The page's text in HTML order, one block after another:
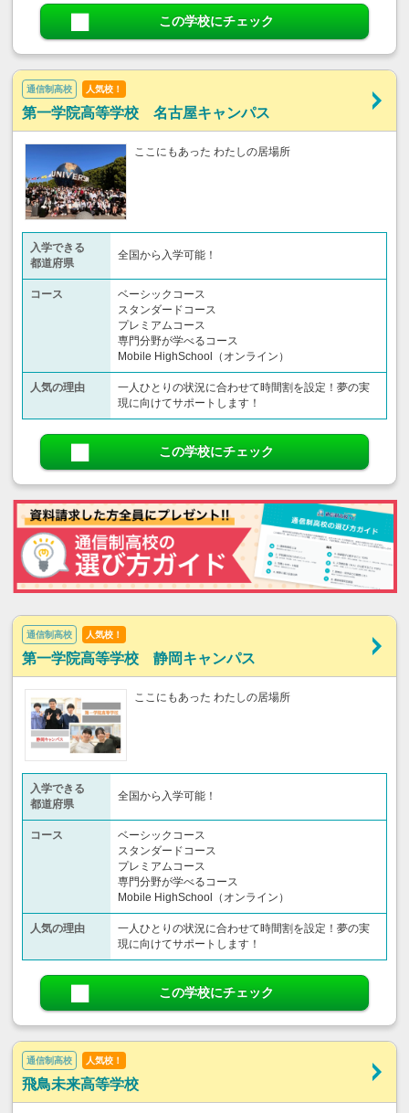
この学校にチェック
通信制高校 人気校！
第一学院高等学校 名古屋キャンパス
ここにもあった わたしの居場所
入学できる
都道府県
全国から入学可能！
コース
ベーシックコース
スタンダードコース
プレミアムコース
専門分野が学べるコース
Mobile HighSchool（オンライン）
人気の理由
一人ひとりの状況に合わせて時間割を設定！夢の実
現に向けてサポートします！
この学校にチェック
通信制高校 人気校！
第一学院高等学校 静岡キャンパス
ここにもあった わたしの居場所
入学できる
都道府県
全国から入学可能！
コース
ベーシックコース
スタンダードコース
プレミアムコース
専門分野が学べるコース
Mobile HighSchool（オンライン）
人気の理由
一人ひとりの状況に合わせて時間割を設定！夢の実
現に向けてサポートします！
この学校にチェック
通信制高校 人気校！
飛鳥未来高等学校